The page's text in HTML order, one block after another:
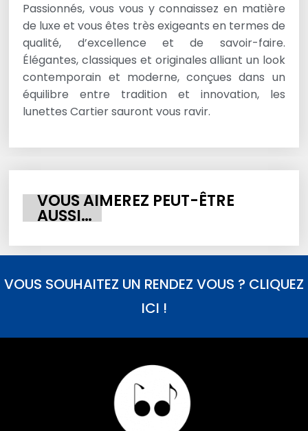
Passionnés, vous vous y connaissez en matière
de luxe et vous êtes très exigeants en termes de
qualité, d’excellence et de savoir-faire.
Élégantes, classiques et originales alliant un look
contemporain et moderne, conçues dans un
équilibre entre tradition et innovation, les
lunettes Cartier sauront vous ravir.
VOUS AIMEREZ PEUT-ÊTRE
AUSSI…
VOUS SOUHAITEZ UN RENDEZ VOUS ? CLIQUEZ
ICI !